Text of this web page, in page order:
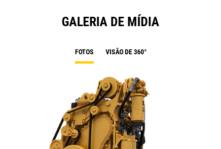
GALERIA DE MÍDIA
FOTOS VISÃO DE 360°